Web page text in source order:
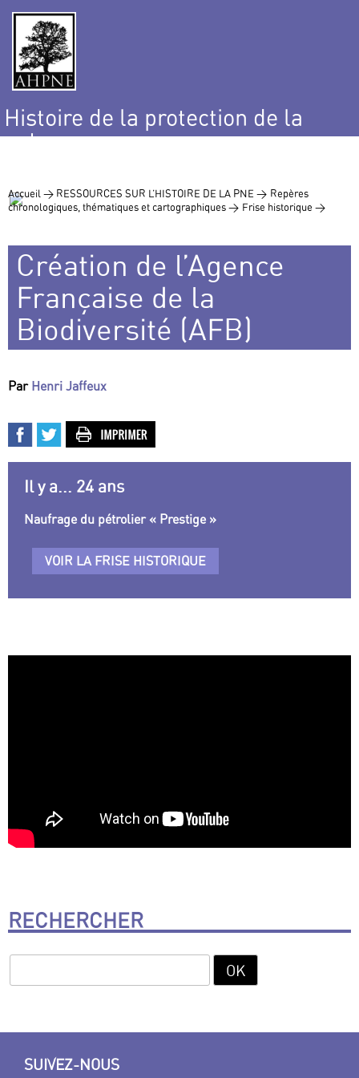
Histoire de la protection de la
nature
Accueil > RESSOURCES SUR L’HISTOIRE DE LA PNE > Repères
chronologiques, thématiques et cartographiques > Frise historique >
Création de l’Agence
Française de la
Biodiversité (AFB)
Par Henri Jaffeux
Il y a... 24 ans
Naufrage du pétrolier « Prestige »
VOIR LA FRISE HISTORIQUE
RECHERCHER
SUIVEZ-NOUS